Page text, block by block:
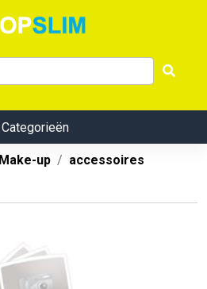
Categorieën
Make-up
accessoires